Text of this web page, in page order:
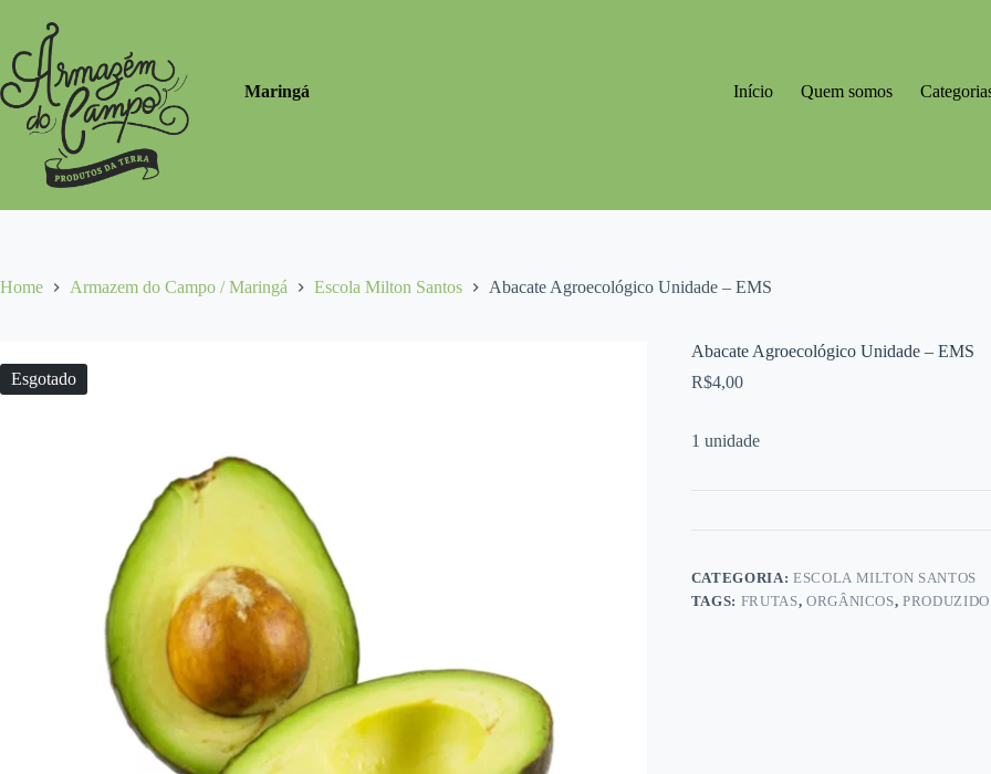
conteúdo
Maringá
Início Quem somos
Home Armazem do Campo / Maringá Escola Milton Santos Abacate Agroecológico Unidade – EMS
Esgotado
Abacate Agroecológico Unidade – EMS
R$4,00
1 unidade
CATEGORIA: ESCOLA MILTON SANTOS
TAGS: FRUTAS, ORGÂNICOS,